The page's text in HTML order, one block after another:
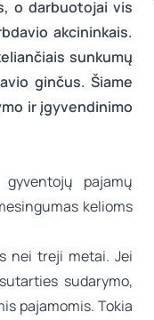
o darbuotojai vis
akcininkais.
sunkumų
ginčus. Šiame
ir įgyvendinimo
pajamų
kelioms
nei treji metai. Jei
sudarymo,
pajamomis. Tokia